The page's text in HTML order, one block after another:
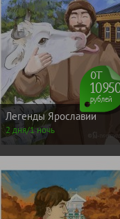
Легенды Ярославии
2 дня/1 ночь
от
рублей